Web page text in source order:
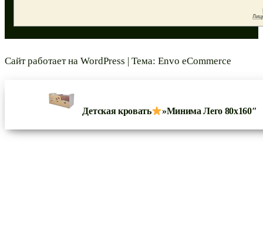
Сайт работает на WordPress Тема: Envo eCommerce
Детская кровать »Минима Лего 80х160″